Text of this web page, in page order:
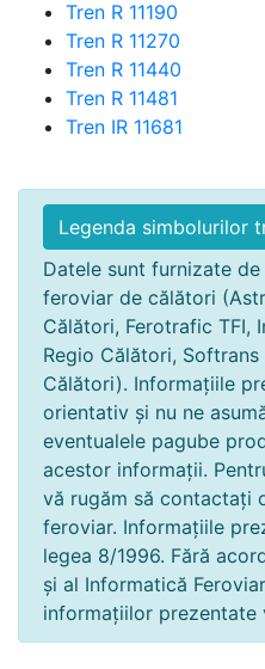
Tren R 11190
Tren R 11270
Tren R 11440
Tren R 11481
Tren IR 11681
Legenda simbolurilor
Datele sunt furnizate
feroviar de călători
Călători, Ferotrafic TFI,
Regio Călători,
Călători). Informațiile
orientativ și nu ne
eventualele pagube
acestor informații.
vă rugăm să contactați
feroviar. Informațiile
legea 8/1996. Fără
și al Informatică
informațiilor